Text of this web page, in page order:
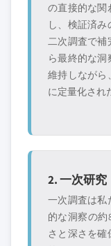
の直接的な関
し、検証済
二次調査で補
ら最終的な
維持しながら
に定量化され
2. 一次研究
一次調査は私
的な洞察の
さと深さを